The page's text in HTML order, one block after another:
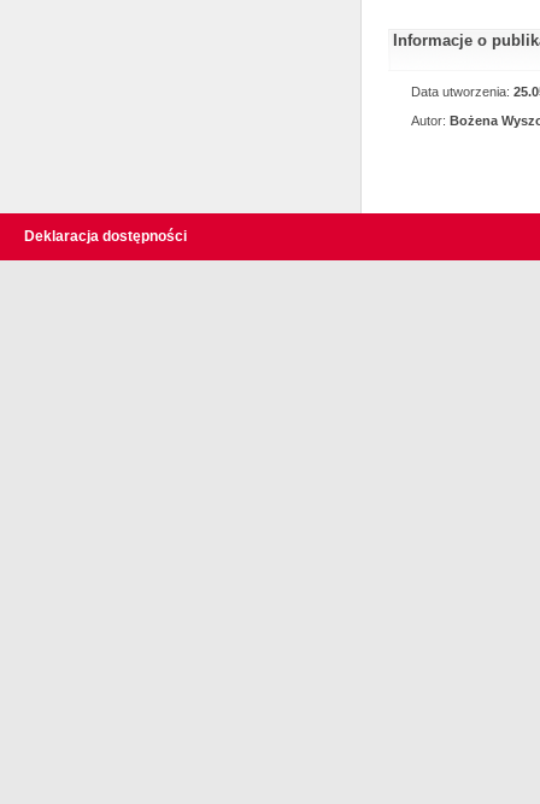
Informacje o
Data utworzenia:
Autor: Bożena
Deklaracja dostępności